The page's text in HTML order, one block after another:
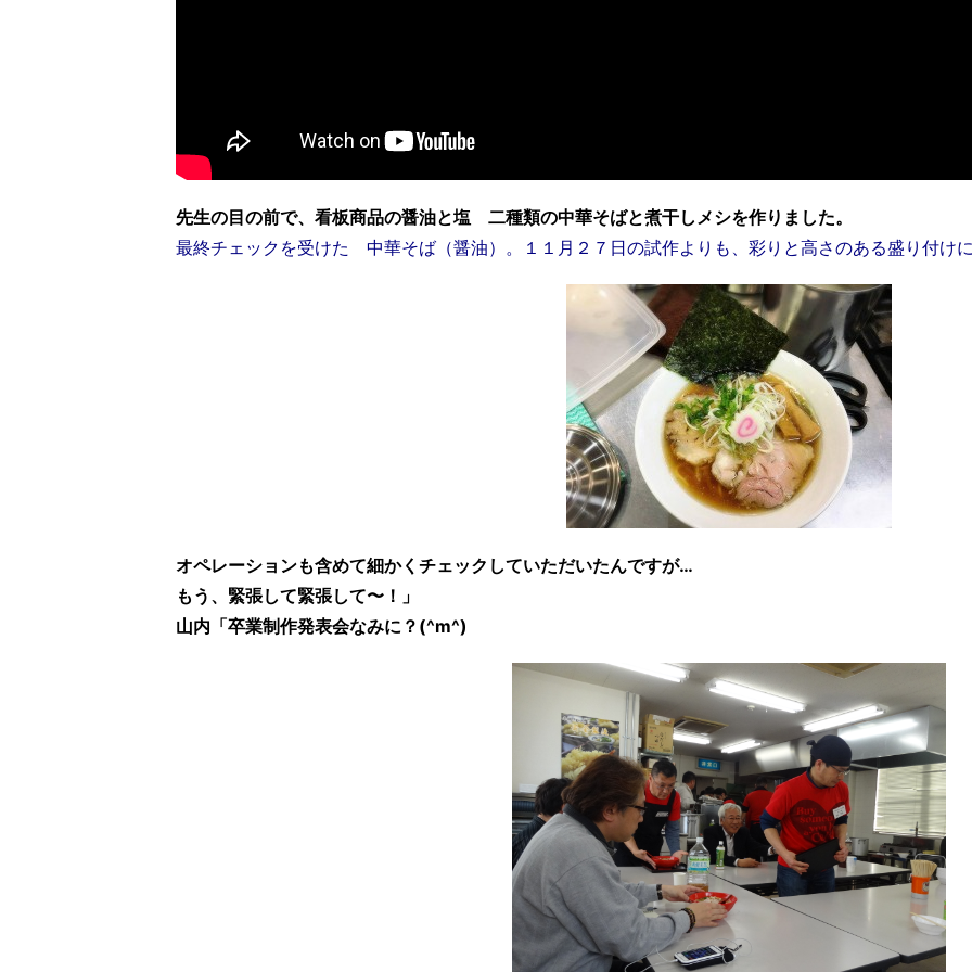
先生の目の前で、看板商品の醤油と塩 二種類の中華そばと煮干しメシを作りました。
最終チェックを受けた 中華そば（醤油）。１１月２７日の試作よりも、彩りと高さのある盛り付け
オペレーションも含めて細かくチェックしていただいたんですが…
もう、緊張して緊張して〜！」
山内「卒業制作発表会なみに？(^m^)